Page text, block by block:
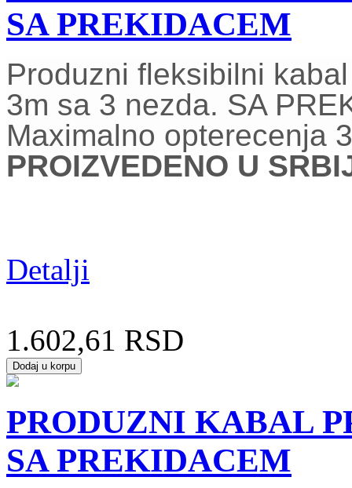
SA PREKIDACEM
Produzni fleksibilni
3m sa 3 nezda. SA
Maximalno opterecenja
PROIZVEDENO U
Detalji
1.602,61 RSD
PRODUZNI KABAL
SA PREKIDACEM